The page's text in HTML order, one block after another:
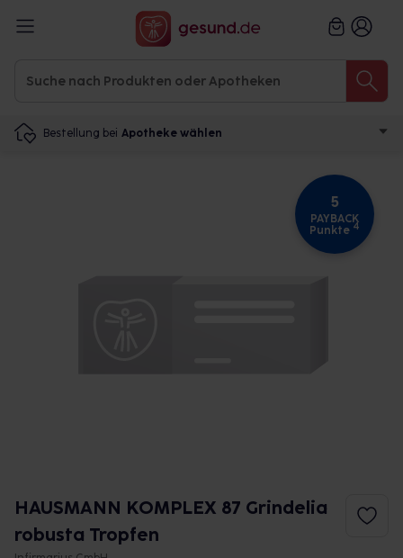
Bestellung bei Apotheke wählen
5
PAYBACK
Punkte 4
HAUSMANN KOMPLEX 87 Grindelia
robusta Tropfen